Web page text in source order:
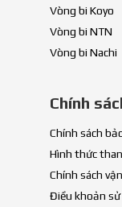
Vòng bi Koyo
Vòng bi NTN
Vòng bi Nachi
Chính
Chính sách
Hình thức
Chính sách
Điều khoản